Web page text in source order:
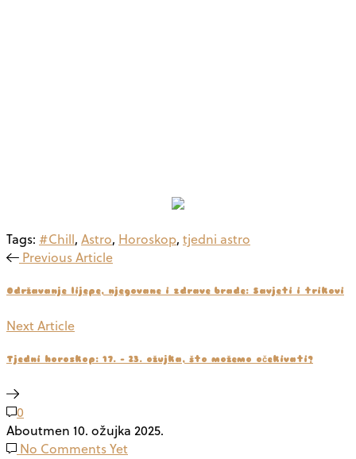
Tags: #Chill, Astro, Horoskop, tjedni astro
Previous Article
Održavanje lijepe, njegovane i zdrave brade: Savjeti i trikovi
Next Article
Tjedni horoskop: 17. – 23. ožujka, što možemo očekivati?
0
Aboutmen 10. ožujka 2025.
No Comments Yet